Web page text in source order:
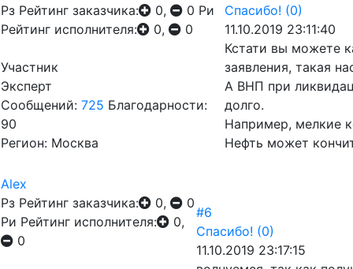
Рз Рейтинг заказчика: 0, 0 Ри
Рейтинг исполнителя:
0, 0
Участник
Эксперт
Сообщений: 725 Благодарности:
90
Регион: Москва
Спасибо! (0)
11.10.2019 23:11:40
Кстати вы можете
заявления, такая
А ВНП при
долго.
Например, мелкие
Нефть может
Alex
Рз Рейтинг заказчика: 0,
0
Ри Рейтинг исполнителя:
0,
0
#6
Спасибо! (0)
11.10.2019 23:17:15